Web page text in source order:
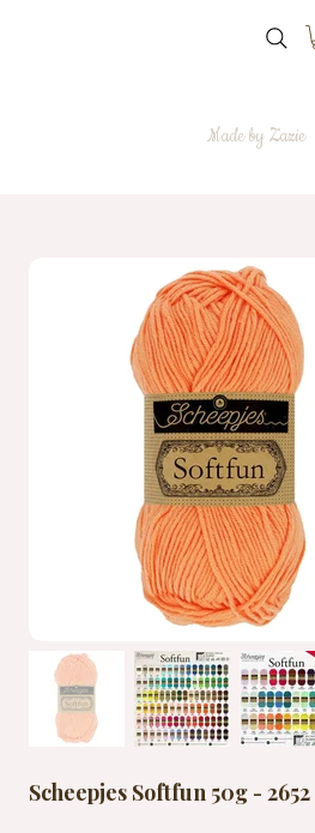
Made by Zazie
Scheepjes Softfun 50g -